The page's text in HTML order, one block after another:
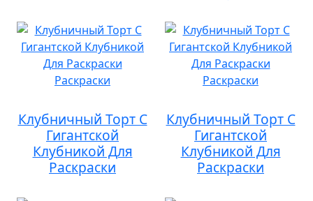
Клубничный Торт С
Гигантской
Клубникой Для
Раскраски
Клубничный Торт С
Гигантской
Клубникой Для
Раскраски